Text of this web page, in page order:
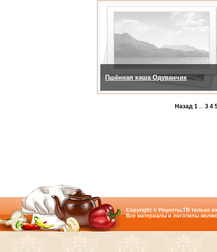
Пшённая каша Одуванчик
Назад 1 ... 3 4
Copyright © Рецепты.ТВ только
Все материалы и логотипы